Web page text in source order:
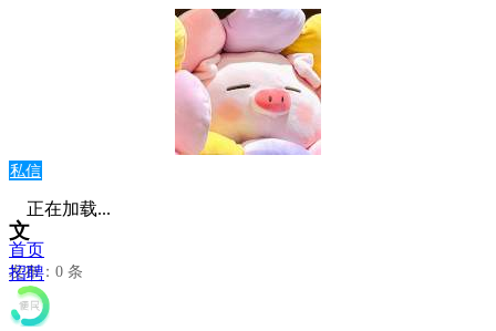
私信
文
发布：0 条
正在加载...
首页
招聘